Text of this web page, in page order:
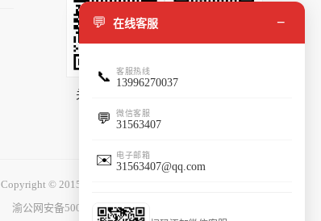
关注微信公众号
Copyright © 2015-2025
渝公网安备50010702501401号
💬 在线客服 −
📞 客服热线
13996270037
💬 微信客服
31563407
✉️ 电子邮箱
31563407@qq.com